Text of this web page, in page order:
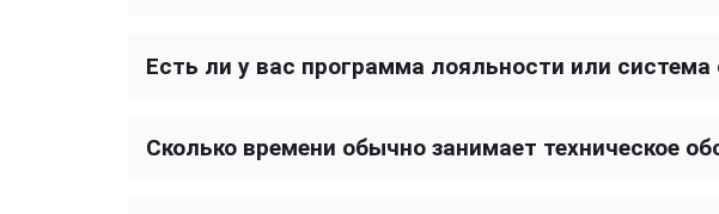
Есть ли у вас программа лояльности или
Сколько времени обычно занимает техническое